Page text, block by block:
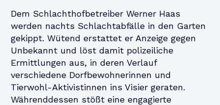
Dem Schlachthofbetreiber Werner Haas
werden nachts Schlachtabfälle in den Garten
gekippt. Wütend erstattet er Anzeige gegen
Unbekannt und löst damit polizeiliche
Ermittlungen aus, in deren Verlauf
verschiedene Dorfbewohnerinnen und
Tierwohl-Aktivistinnen ins Visier geraten.
Währenddessen stößt eine engagierte